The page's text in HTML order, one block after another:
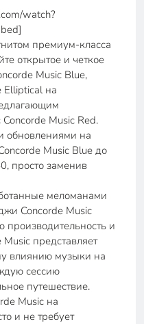
watch?
премиум-класса
открытое и четкое
Music Blue,
Elliptical на
Music Red.
обновлениями на
Music Blue до
просто заменив
меломанами
Concorde Music
производительность и
представляет
влиянию музыки на
сессию
путешествие.
Music на
и не требует